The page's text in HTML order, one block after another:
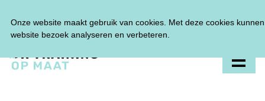
Onze website maakt gebruik van cookies. Met deze cookies
website bezoek analyseren en verbeteren.